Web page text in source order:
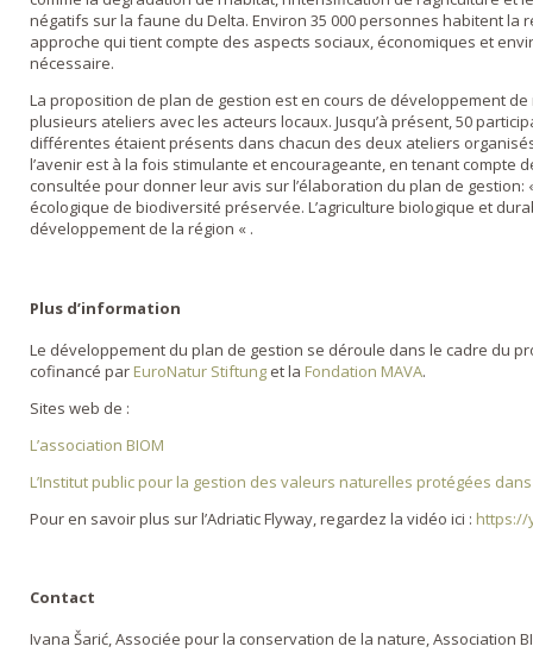
négatifs sur la faune du Delta. Environ 35 000 personnes habitent la
approche qui tient compte des aspects sociaux, économiques et
nécessaire.
La proposition de plan de gestion est en cours de développement
plusieurs ateliers avec les acteurs locaux. Jusqu’à présent, 50
différentes étaient présents dans chacun des deux ateliers
l’avenir est à la fois stimulante et encourageante, en tenant compte
consultée pour donner leur avis sur l’élaboration du plan de gestion:
écologique de biodiversité préservée. L’agriculture biologique et
développement de la région « .
Plus d’information
Le développement du plan de gestion se déroule dans le cadre du
cofinancé par EuroNatur Stiftung et la Fondation MAVA.
Sites web de :
L’association BIOM
L’Institut public pour la gestion des valeurs naturelles protégées
Pour en savoir plus sur l’Adriatic Flyway, regardez la vidéo ici : https://
Contact
Ivana Šarić, Associée pour la conservation de la nature, Association